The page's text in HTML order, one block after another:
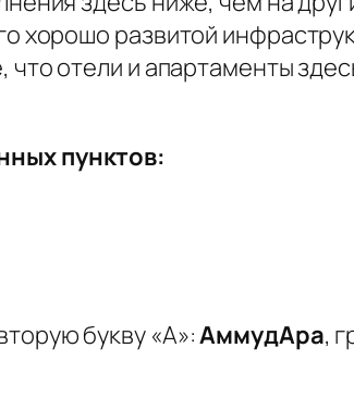
хорошо развитой
отели и апартаменты
пунктов:
букву «А»:АммудАра,